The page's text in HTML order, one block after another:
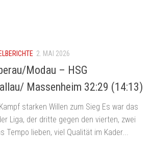
2. MAI 2026
Modau – HSG
Massenheim 32:29 (14:13)
starken Willen zum Sieg Es war das
Liga, der dritte gegen den vierten, zwei
Tempo lieben, viel Qualität im Kader...